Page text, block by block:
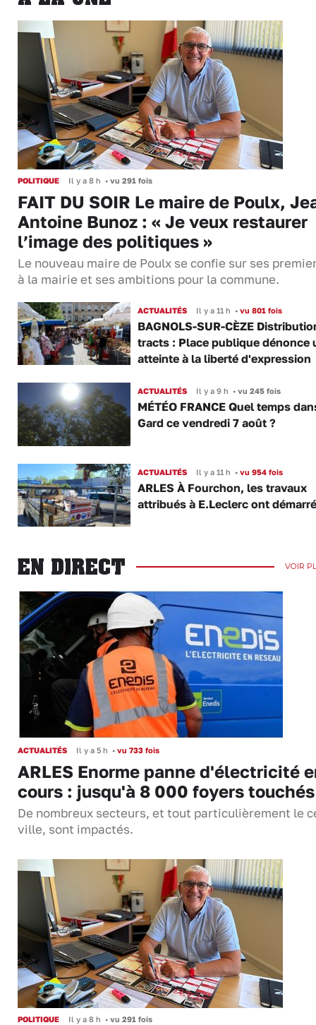
POLITIQUE Il y a 8 h • vu 291 fois
FAIT DU SOIR Le maire de Poulx,
Antoine Bunoz : « Je veux restaurer
l’image des politiques »
Le nouveau maire de Poulx se confie sur ses
à la mairie et ses ambitions pour la commune.
ACTUALITÉS Il y a 11 h •vu 801 fois
BAGNOLS-SUR-CÈZE
tracts : Place publique dénonce
atteinte à la liberté d'expression
ACTUALITÉS Il y a 9 h •vu 245 fois
MÉTÉO FRANCE Quel temps
Gard ce vendredi 7 août ?
ACTUALITÉS Il y a 11 h •vu 954 fois
ARLES À Fourchon, les travaux
attribués à E.Leclerc ont démarré
EN DIRECT VOIR
ACTUALITÉS Il y a 5 h • vu 733 fois
ARLES Enorme panne d'électricité
cours : jusqu'à 8 000 foyers touchés
De nombreux secteurs, et tout particulièrement le
ville, sont impactés.
POLITIQUE Il y a 8 h • vu 291 fois